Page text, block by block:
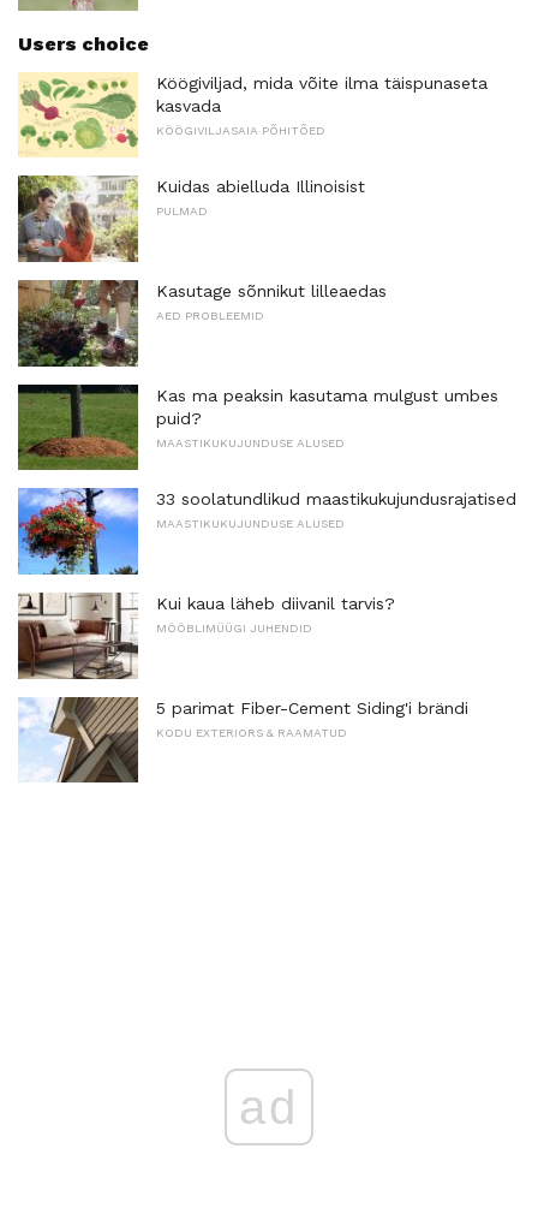
Users choice
Köögiviljad, mida võite ilma täispunaseta
kasvada
KÖÖGIVILJASAIA PÕHITÕED
Kuidas abielluda Illinoisist
PULMAD
Kasutage sõnnikut lilleaedas
AED PROBLEEMID
Kas ma peaksin kasutama mulgust umbes
puid?
MAASTIKUKUJUNDUSE ALUSED
33 soolatundlikud maastikukujundusrajatised
MAASTIKUKUJUNDUSE ALUSED
Kui kaua läheb diivanil tarvis?
MÖÖBLIMÜÜGI JUHENDID
5 parimat Fiber-Cement Siding'i brändi
KODU EXTERIORS & RAAMATUD
ad